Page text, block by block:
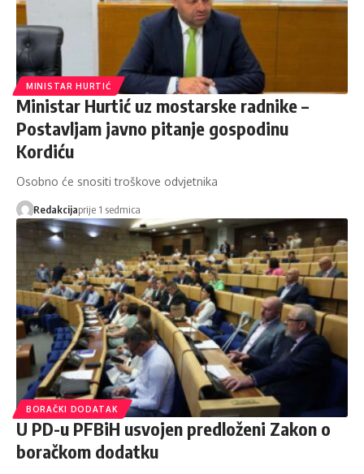
MINISTAR HURTIĆ
Ministar Hurtić uz mostarske radnike –
Postavljam javno pitanje gospodinu
Kordiću
Osobno će snositi troškove odvjetnika
Redakcijaprije 1 sedmica
BORAČKI DODATAK
U PD-u PFBiH usvojen predloženi Zakon o
boračkom dodatku